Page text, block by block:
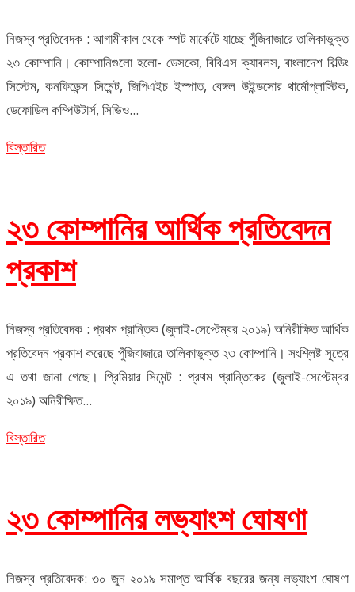
নিজস্ব প্রতিবেদক : আগামীকাল থেকে স্পট মার্কেটে যাচ্ছে পুঁজিবাজারে তালিকাভুক্ত
২৩ কোম্পানি। কোম্পানিগুলো হলো- ডেসকো, বিবিএস ক্যাবলস, বাংলাদেশ বিল্ডিং
সিস্টেম, কনফিডেন্স সিমেন্ট, জিপিএইচ ইস্পাত, বেঙ্গল উইন্ডসোর থার্মোপ্লাস্টিক,
ডেফোডিল কম্পিউটার্স, সিভিও...
বিস্তারিত
২৩ কোম্পানির আর্থিক প্রতিবেদন
প্রকাশ
নিজস্ব প্রতিবেদক : প্রথম প্রান্তিক (জুলাই-সেপ্টেম্বর ২০১৯) অনিরীক্ষিত আর্থিক
প্রতিবেদন প্রকাশ করেছে পুঁজিবাজারে তালিকাভুক্ত ২৩ কোম্পানি। সংশ্লিষ্ট সূত্রে
এ তথা জানা গেছে। প্রিমিয়ার সিমেন্ট : প্রথম প্রান্তিকের (জুলাই-সেপ্টেম্বর
২০১৯) অনিরীক্ষিত...
বিস্তারিত
২৩ কোম্পানির লভ্যাংশ ঘোষণা
নিজস্ব প্রতিবেদক: ৩০ জুন ২০১৯ সমাপ্ত আর্থিক বছরের জন্য লভ্যাংশ ঘোষণা